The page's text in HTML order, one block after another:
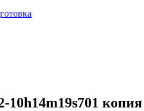
10h14m19s701 копия